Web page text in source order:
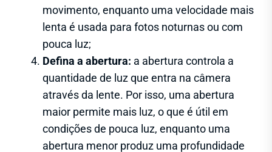
movimento, enquanto uma velocidade mais
lenta é usada para fotos noturnas ou com
pouca luz;
Defina a abertura: a abertura controla a
quantidade de luz que entra na câmera
através da lente. Por isso, uma abertura
maior permite mais luz, o que é útil em
condições de pouca luz, enquanto uma
abertura menor produz uma profundidade